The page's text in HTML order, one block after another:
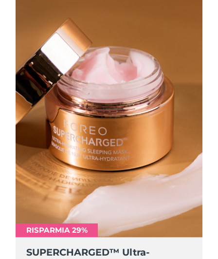
RISPARMIA 29%
SUPERCHARGED™ Ultra-